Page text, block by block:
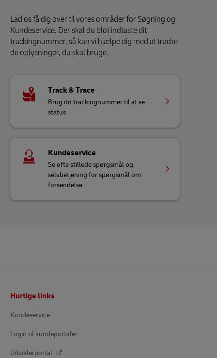
Lad os få dig over til vores områder for Søgning og
Kundeservice. Der skal du blot indtaste dit
trackingnummer, så kan vi hjælpe dig med at tracke
de oplysninger, du skal bruge.
Track & Trace
Brug dit trackingnummer til at se
status
Kundeservice
Se ofte stillede spørgsmål og
selvbetjening for spørgsmål om
forsendelse
Hurtige links
Kundeservice
Login til kundeportaler
Udviklerportal